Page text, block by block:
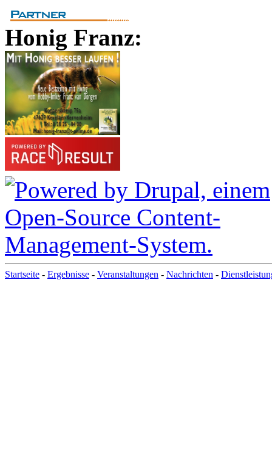
Honig Franz:
Startseite - Ergebnisse - Veranstaltungen - Nachrichten -